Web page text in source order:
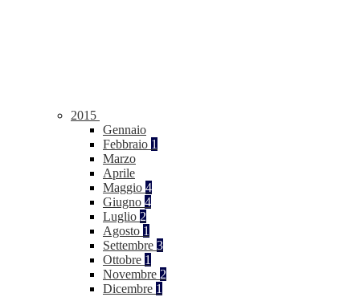
2015
Gennaio
Febbraio 1
Marzo
Aprile
Maggio 4
Giugno 4
Luglio 2
Agosto 1
Settembre 3
Ottobre 1
Novembre 2
Dicembre 1